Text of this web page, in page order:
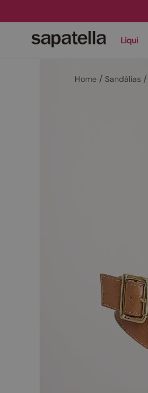
Liqui
Sandálias